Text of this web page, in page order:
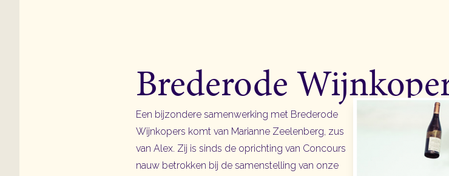
Brederode
Een bijzondere samenwerking met Brederode
Wijnkopers komt van Marianne Zeelenberg, zus
van Alex. Zij is sinds de oprichting van Concours
nauw betrokken bij de samenstelling van onze